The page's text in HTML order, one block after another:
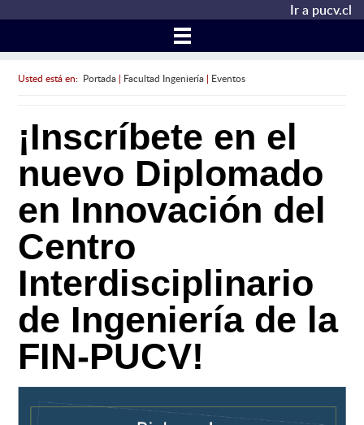
Ir a pucv.cl
Usted está en: Portada| Facultad Ingeniería| Eventos
¡Inscríbete en el
nuevo Diplomado
en Innovación del
Centro
Interdisciplinario
de Ingeniería de la
FIN-PUCV!